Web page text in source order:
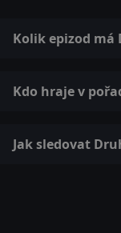
Kolik epizod má
Kdo hraje v
Jak sledovat